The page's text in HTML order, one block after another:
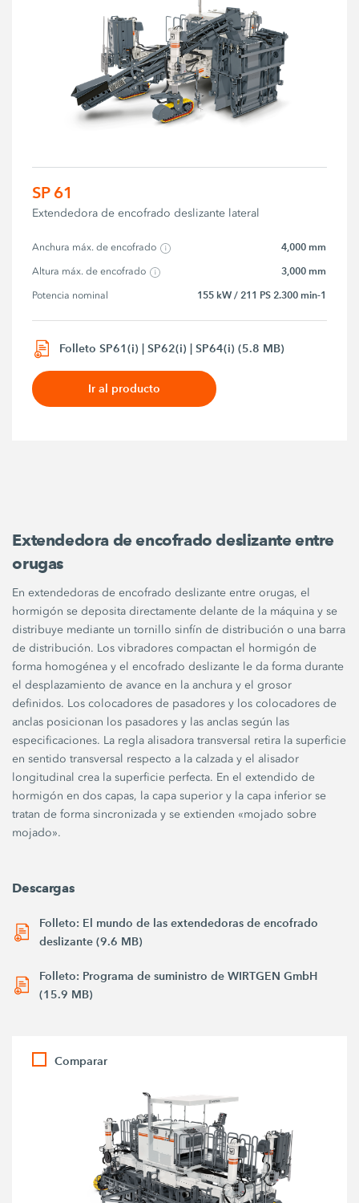
SP 61
Extendedora de encofrado deslizante lateral
Anchura máx. de encofrado 4,000 mm
Altura máx. de encofrado 3,000 mm
Potencia nominal 155 kW / 211 PS 2.300 min-1
Folleto SP61(i) | SP62(i) | SP64(i) (5.8 MB)
Ir al producto
Extendedora de encofrado deslizante entre
orugas
En extendedoras de encofrado deslizante entre orugas, el
hormigón se deposita directamente delante de la máquina y se
distribuye mediante un tornillo sinfín de distribución o una barra
de distribución. Los vibradores compactan el hormigón de
forma homogénea y el encofrado deslizante le da forma durante
el desplazamiento de avance en la anchura y el grosor
definidos. Los colocadores de pasadores y los colocadores de
anclas posicionan los pasadores y las anclas según las
especificaciones. La regla alisadora transversal retira la superficie
en sentido transversal respecto a la calzada y el alisador
longitudinal crea la superficie perfecta. En el extendido de
hormigón en dos capas, la capa superior y la capa inferior se
tratan de forma sincronizada y se extienden «mojado sobre
mojado».
Descargas
Folleto: El mundo de las extendedoras de encofrado
deslizante (9.6 MB)
Folleto: Programa de suministro de WIRTGEN GmbH
(15.9 MB)
Comparar